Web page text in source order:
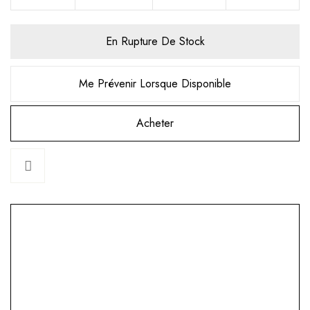
En Rupture De Stock
Me Prévenir Lorsque Disponible
Acheter